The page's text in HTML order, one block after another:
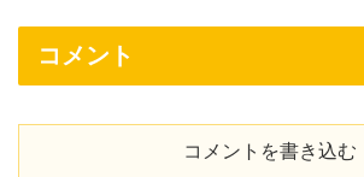
コメント
コメントを書き込む